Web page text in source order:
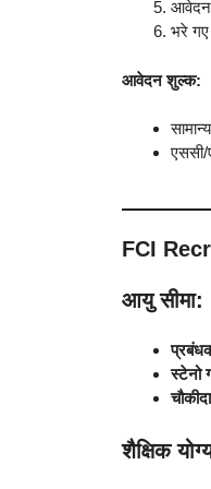
आवेदन
भरे
आवेदन शुल्क:
एससी/
FCI
आयु सीमा:
स्टेनो
शैक्षिक